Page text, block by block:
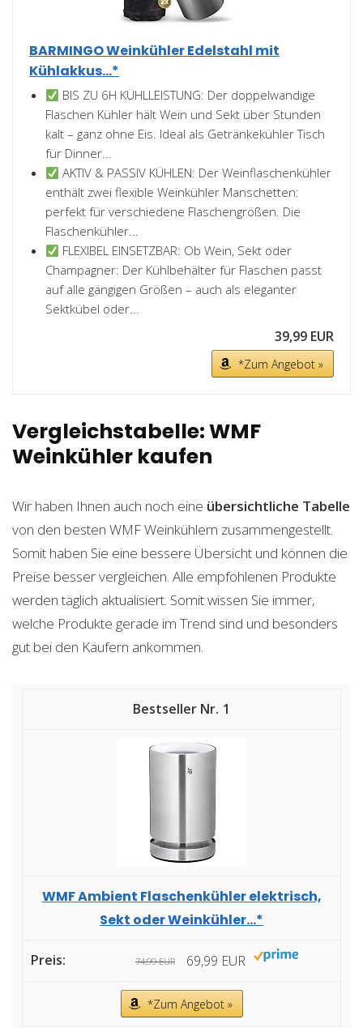
BARMINGO Weinkühler Edelstahl mit
Kühlakkus...*
BIS ZU 6H KÜHLLEISTUNG: Der doppelwandige
Flaschen Kühler hält Wein und Sekt über Stunden
kalt – ganz ohne Eis. Ideal als Getränkekühler Tisch
für Dinner...
AKTIV & PASSIV KÜHLEN: Der Weinflaschenkühler
enthält zwei flexible Weinkühler Manschetten:
perfekt für verschiedene Flaschengrößen. Die
Flaschenkühler...
FLEXIBEL EINSETZBAR: Ob Wein, Sekt oder
Champagner: Der Kühlbehälter für Flaschen passt
auf alle gängigen Größen – auch als eleganter
Sektkübel oder...
39,99 EUR
*Zum Angebot »
Vergleichstabelle: WMF
Weinkühler kaufen
Wir haben Ihnen auch noch eine übersichtliche Tabelle
von den besten WMF Weinkühlern zusammengestellt.
Somit haben Sie eine bessere Übersicht und können die
Preise besser vergleichen. Alle empfohlenen Produkte
werden täglich aktualisiert. Somit wissen Sie immer,
welche Produkte gerade im Trend sind und besonders
gut bei den Käufern ankommen.
1
WMF Ambient Flaschenkühler elektrisch,
Sekt oder Weinkühler...*
74,99 EUR 69,99 EUR
*Zum Angebot »